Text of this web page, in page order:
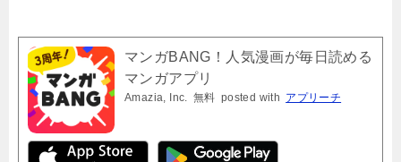
マンガBANG！人気漫画が毎日読める
マンガアプリ
Amazia, Inc. 無料 posted with アプリーチ